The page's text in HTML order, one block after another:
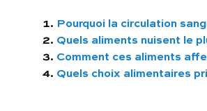
Pourquoi la circulation
Quels aliments nuisent le
Comment ces aliments
Quels choix alimentaires